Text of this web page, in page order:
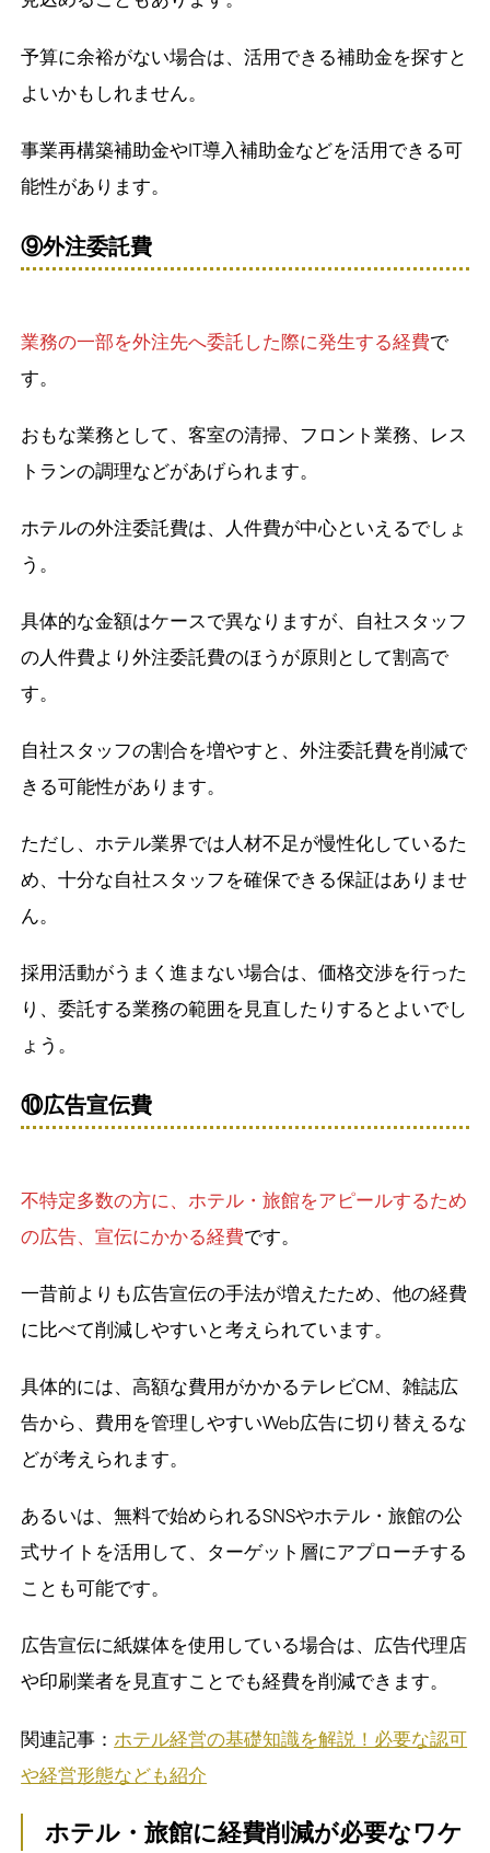
予算に余裕がない場合は、活用できる補助金を探すと
よいかもしれません。
事業再構築補助金やIT導入補助金などを活用できる可
能性があります。
⑨外注委託費
業務の一部を外注先へ委託した際に発生する経費で
す。
おもな業務として、客室の清掃、フロント業務、レス
トランの調理などがあげられます。
ホテルの外注委託費は、人件費が中心といえるでしょ
う。
具体的な金額はケースで異なりますが、自社スタッフ
の人件費より外注委託費のほうが原則として割高で
す。
自社スタッフの割合を増やすと、外注委託費を削減で
きる可能性があります。
ただし、ホテル業界では人材不足が慢性化しているた
め、十分な自社スタッフを確保できる保証はありませ
ん。
採用活動がうまく進まない場合は、価格交渉を行った
り、委託する業務の範囲を見直したりするとよいでし
ょう。
⑩広告宣伝費
不特定多数の方に、ホテル・旅館をアピールするため
の広告、宣伝にかかる経費です。
一昔前よりも広告宣伝の手法が増えたため、他の経費
に比べて削減しやすいと考えられています。
具体的には、高額な費用がかかるテレビCM、雑誌広
告から、費用を管理しやすいWeb広告に切り替えるな
どが考えられます。
あるいは、無料で始められるSNSやホテル・旅館の公
式サイトを活用して、ターゲット層にアプローチする
ことも可能です。
広告宣伝に紙媒体を使用している場合は、広告代理店
や印刷業者を見直すことでも経費を削減できます。
関連記事： ホテル経営の基礎知識を解説！必要な認可
や経営形態なども紹介
ホテル・旅館に経費削減が必要なワケ